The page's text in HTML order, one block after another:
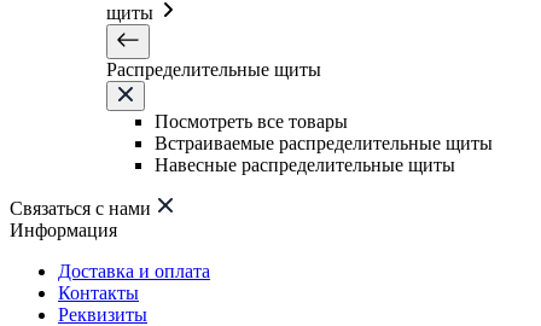
щиты
Распределительные щиты
Посмотреть все товары
Встраиваемые распределительные щиты
Навесные распределительные щиты
Связаться с нами
Информация
Доставка и оплата
Контакты
Реквизиты